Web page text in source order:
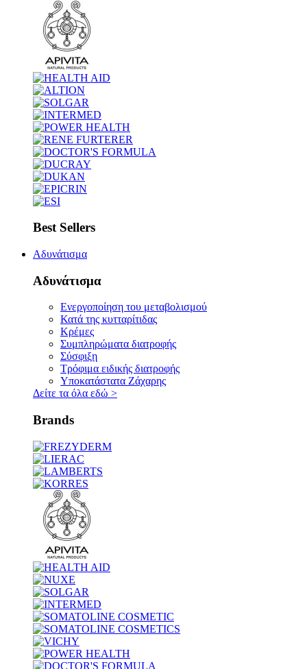
Best Sellers
Αδυνάτισμα
Αδυνάτισμα
Ενεργοποίηση του μεταβολισμού
Κατά της κυτταρίτιδας
Κρέμες
Συμπληρώματα διατροφής
Σύσφιξη
Τρόφιμα ειδικής διατροφής
Υποκατάστατα Ζάχαρης
Δείτε τα όλα εδώ >
Brands